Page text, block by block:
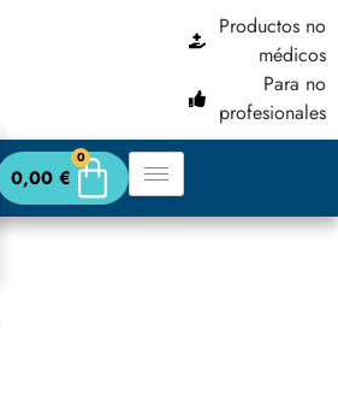
Productos no
médicos
Para no
profesionales
0,00€
0